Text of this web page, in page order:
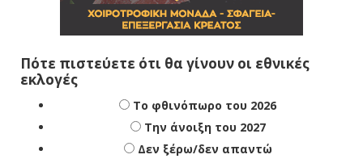
Πότε πιστεύετε ότι θα γίνουν οι εθνικές
εκλογές